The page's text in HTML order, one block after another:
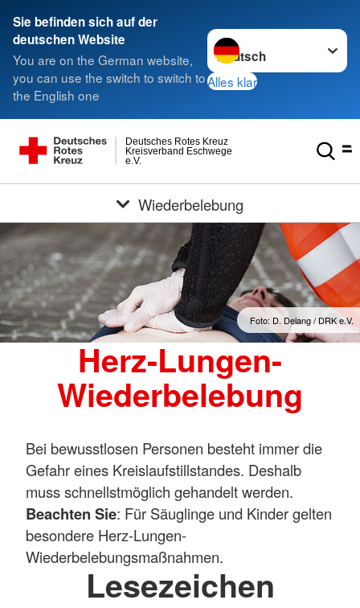
Sie befinden sich auf der
deutschen Website
You are on the German website,
you can use the switch to switch to
the English one
Sprache wechseln zu
Alles klar
e.V.
Kreisverband Eschwege
Deutsches Rotes Kreuz
Wiederbelebung
Foto: D. Delang / DRK e.V.
Herz-Lungen-
Wiederbelebung
Bei bewusstlosen Personen besteht immer die
Gefahr eines Kreislaufstillstandes. Deshalb
muss schnellstmöglich gehandelt werden.
Beachten Sie: Für Säuglinge und Kinder gelten
besondere Herz-Lungen-
Wiederbelebungsmaßnahmen.
Lesezeichen